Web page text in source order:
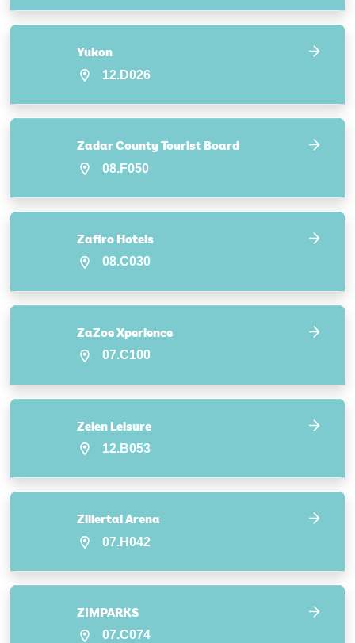
Yukon
12.D026
Zadar County Tourist Board
08.F050
Zafiro Hotels
08.C030
ZaZoe Xperience
07.C100
Zelen Leisure
12.B053
Zillertal Arena
07.H042
ZIMPARKS
07.C074